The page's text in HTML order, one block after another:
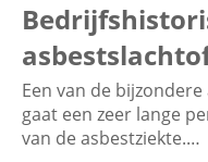
Een van de
gaat een zeer lange
van de asbestziekte.…